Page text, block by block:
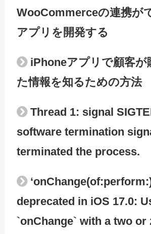
WooCommerceの連携が
アプリを開発する
iPhoneアプリで顧客が
た情報を知るための方法
Thread 1: signal
software termination
terminated the process.
deprecated in iOS 17.0:
`onChange` with a two or